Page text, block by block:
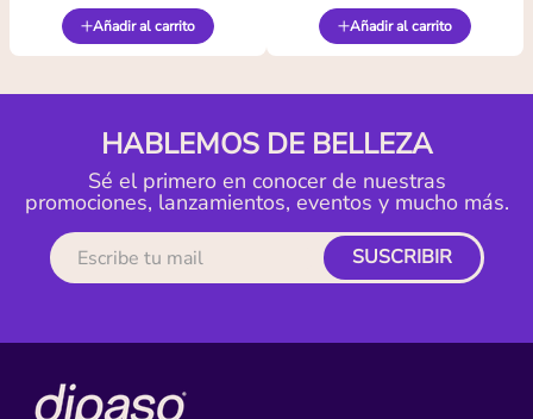
Añadir al carrito Añadir al carrito
HABLEMOS DE BELLEZA
Sé el primero en conocer de nuestras
promociones, lanzamientos, eventos y mucho más.
SUSCRIBIR